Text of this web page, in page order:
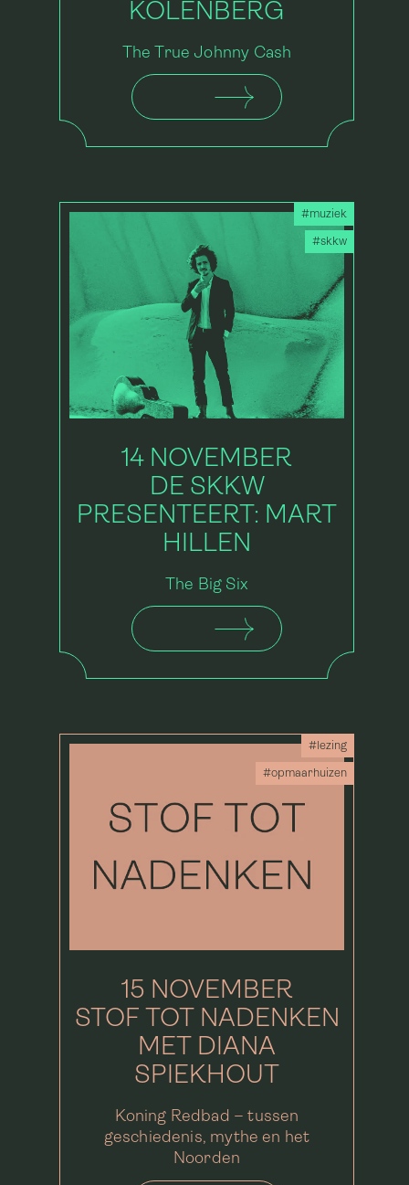
KOLENBERG
The True Johnny Cash
#muziek
#skkw
14 NOVEMBER
DE SKKW
PRESENTEERT: MART
HILLEN
The Big Six
#lezing
#opmaarhuizen
15 NOVEMBER
STOF TOT NADENKEN
MET DIANA
SPIEKHOUT
Koning Redbad – tussen
geschiedenis, mythe en het
Noorden